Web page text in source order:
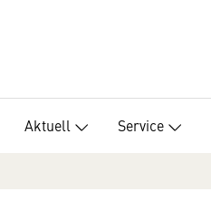
Aktuell Service